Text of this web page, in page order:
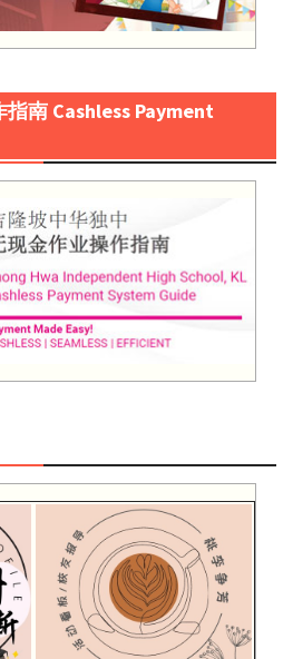
南 Cashless Payment